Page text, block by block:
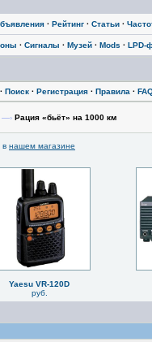
· Рейтинг · Статьи ·
· Сигналы · Музей · Mods · LPD-
· Поиск · Регистрация · Правила ·
—› Рация «бьёт» на 1000 км
в нашем магазине
Yaesu VR-120D
руб.